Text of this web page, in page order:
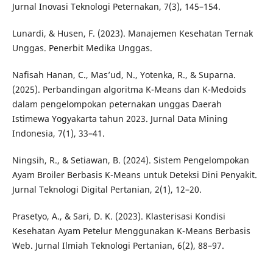
Jurnal Inovasi Teknologi Peternakan, 7(3), 145–154.
Lunardi, & Husen, F. (2023). Manajemen Kesehatan Ternak
Unggas. Penerbit Medika Unggas.
Nafisah Hanan, C., Mas’ud, N., Yotenka, R., & Suparna.
(2025). Perbandingan algoritma K-Means dan K-Medoids
dalam pengelompokan peternakan unggas Daerah
Istimewa Yogyakarta tahun 2023. Jurnal Data Mining
Indonesia, 7(1), 33–41.
Ningsih, R., & Setiawan, B. (2024). Sistem Pengelompokan
Ayam Broiler Berbasis K-Means untuk Deteksi Dini Penyakit.
Jurnal Teknologi Digital Pertanian, 2(1), 12–20.
Prasetyo, A., & Sari, D. K. (2023). Klasterisasi Kondisi
Kesehatan Ayam Petelur Menggunakan K-Means Berbasis
Web. Jurnal Ilmiah Teknologi Pertanian, 6(2), 88–97.